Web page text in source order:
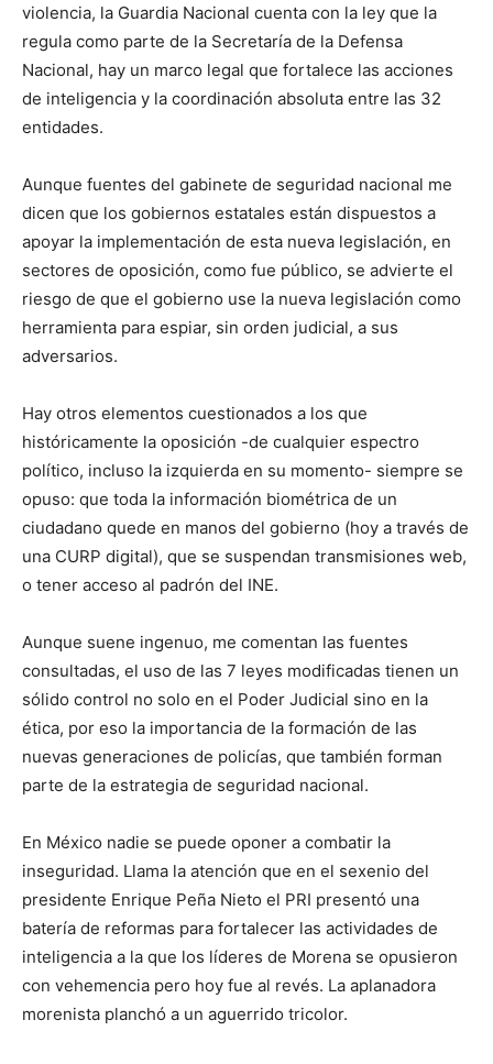
violencia, la Guardia Nacional cuenta con la ley que la
regula como parte de la Secretaría de la Defensa
Nacional, hay un marco legal que fortalece las acciones
de inteligencia y la coordinación absoluta entre las 32
entidades.
Aunque fuentes del gabinete de seguridad nacional me
dicen que los gobiernos estatales están dispuestos a
apoyar la implementación de esta nueva legislación, en
sectores de oposición, como fue público, se advierte el
riesgo de que el gobierno use la nueva legislación como
herramienta para espiar, sin orden judicial, a sus
adversarios.
Hay otros elementos cuestionados a los que
históricamente la oposición -de cualquier espectro
político, incluso la izquierda en su momento- siempre se
opuso: que toda la información biométrica de un
ciudadano quede en manos del gobierno (hoy a través de
una CURP digital), que se suspendan transmisiones web,
o tener acceso al padrón del INE.
Aunque suene ingenuo, me comentan las fuentes
consultadas, el uso de las 7 leyes modificadas tienen un
sólido control no solo en el Poder Judicial sino en la
ética, por eso la importancia de la formación de las
nuevas generaciones de policías, que también forman
parte de la estrategia de seguridad nacional.
En México nadie se puede oponer a combatir la
inseguridad. Llama la atención que en el sexenio del
presidente Enrique Peña Nieto el PRI presentó una
batería de reformas para fortalecer las actividades de
inteligencia a la que los líderes de Morena se opusieron
con vehemencia pero hoy fue al revés. La aplanadora
morenista planchó a un aguerrido tricolor.